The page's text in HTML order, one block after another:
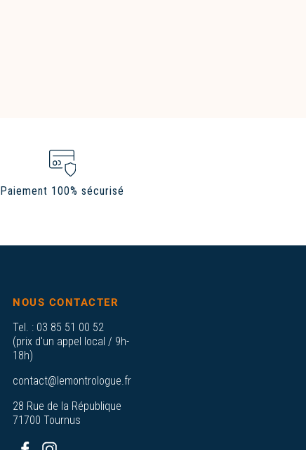
Paiement 100% sécurisé
NOUS CONTACTER
Tel. : 03 85 51 00 52
(prix d'un appel local / 9h-
18h)
contact@lemontrologue.fr
28 Rue de la République
71700 Tournus